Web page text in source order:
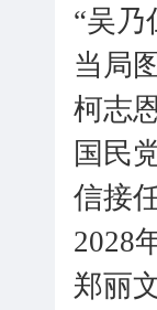
“吴乃
当局
柯志
国民
信接
2028
郑丽